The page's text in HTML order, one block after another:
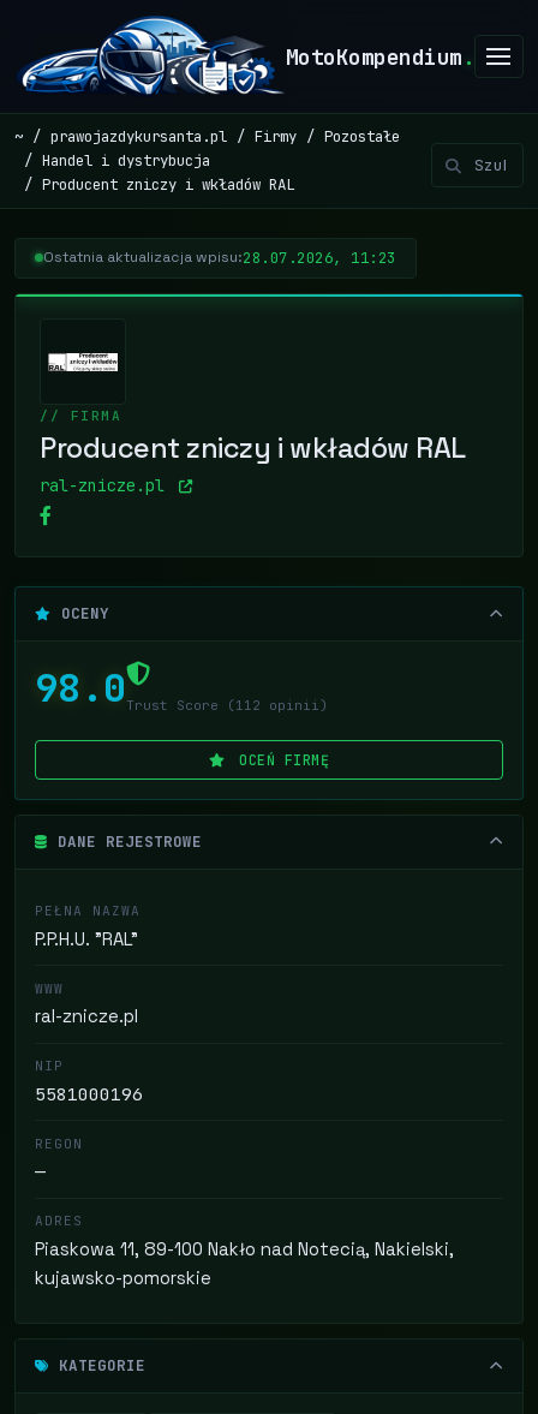
MotoKompendium .
~ prawojazdykursanta.pl Firmy
Pozostałe
Handel i dystrybucja
Producent zniczy i wkładów RAL
Ostatnia aktualizacja wpisu:28.07.2026, 11:23
// FIRMA
Producent zniczy i wkładów RAL
ral-znicze.pl
OCENY
98.0 Trust Score (112 opinii)
OCEŃ FIRMĘ
DANE REJESTROWE
PEŁNA NAZWA
P.P.H.U. "RAL"
WWW
ral-znicze.pl
NIP
5581000196
REGON
—
ADRES
Piaskowa 11, 89-100 Nakło nad Notecią, Nakielski,
kujawsko-pomorskie
KATEGORIE